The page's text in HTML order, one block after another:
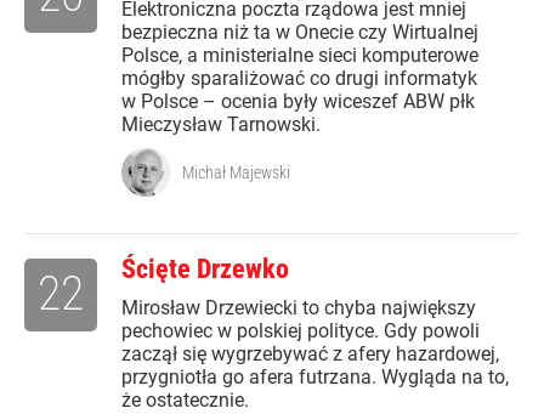
Elektroniczna poczta rządowa jest mniej
bezpieczna niż ta w Onecie czy Wirtualnej
Polsce, a ministerialne sieci komputerowe
mógłby sparaliżować co drugi informatyk
w Polsce – ocenia były wiceszef ABW płk
Mieczysław Tarnowski.
Michał Majewski
Ścięte Drzewko
Mirosław Drzewiecki to chyba największy
pechowiec w polskiej polityce. Gdy powoli
zaczął się wygrzebywać z afery hazardowej,
przygniotła go afera futrzana. Wygląda na to,
że ostatecznie.
22